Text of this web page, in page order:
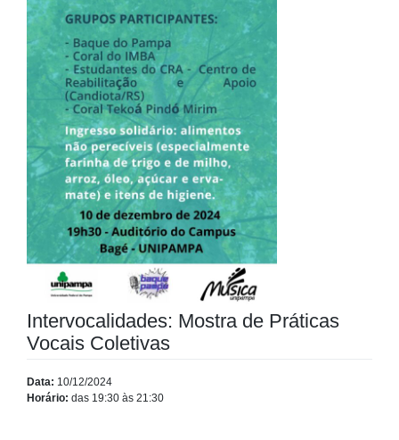
Intervocalidades: Mostra de Práticas
Vocais Coletivas
Data: 10/12/2024
Horário: das 19:30 às 21:30